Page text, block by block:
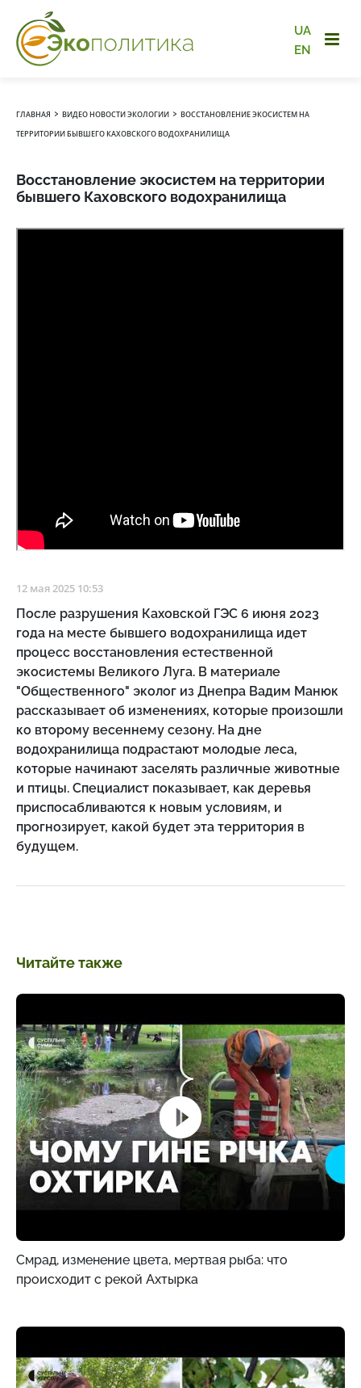
UA
EN
ГЛАВНАЯ › ВИДЕО НОВОСТИ ЭКОЛОГИИ › ВОССТАНОВЛЕНИЕ ЭКОСИСТЕМ НА
ТЕРРИТОРИИ БЫВШЕГО КАХОВСКОГО ВОДОХРАНИЛИЩА
Восстановление экосистем на территории
бывшего Каховского водохранилища
12 мая 2025 10:53
После разрушения Каховской ГЭС 6 июня 2023
года на месте бывшего водохранилища идет
процесс восстановления естественной
экосистемы Великого Луга. В материале
"Общественного" эколог из Днепра Вадим Манюк
рассказывает об изменениях, которые произошли
ко второму весеннему сезону. На дне
водохранилища подрастают молодые леса,
которые начинают заселять различные животные
и птицы. Специалист показывает, как деревья
приспосабливаются к новым условиям, и
прогнозирует, какой будет эта территория в
будущем.
Читайте также
Смрад, изменение цвета, мертвая рыба: что
происходит с рекой Ахтырка